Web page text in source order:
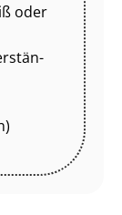
oder